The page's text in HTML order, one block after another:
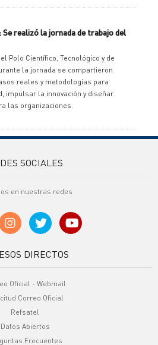
realizó la jornada de trabajo del
Polo Científico, Tecnológico y de
la jornada se compartieron
reales y metodologías para
impulsar la innovación y diseñar
las organizaciones.
SOCIALES
en nuestras redes
DIRECTOS
Oficial - Webmail
Correo Oficial
Refsatel
Datos Abiertos
Frecuentes